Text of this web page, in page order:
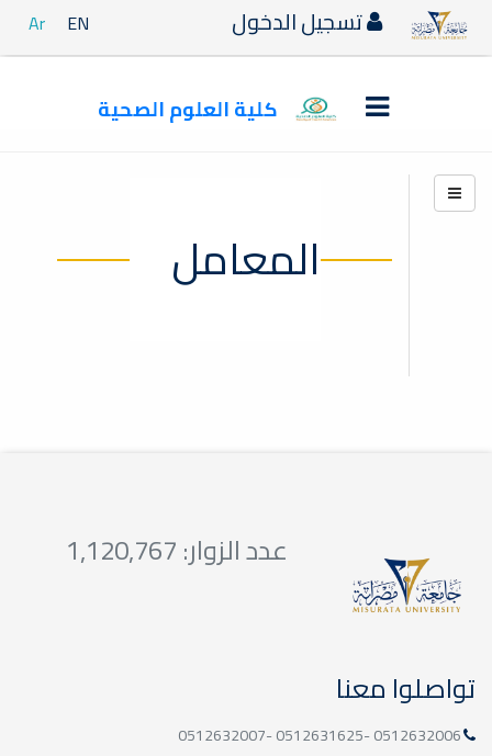
Ar EN تسجيل الدخول
كلية العلوم الصحية
مشرف المعامل
عدد الزوار: 1,120,767
تواصلوا معنا
0512632006 -0512631625 -0512632007